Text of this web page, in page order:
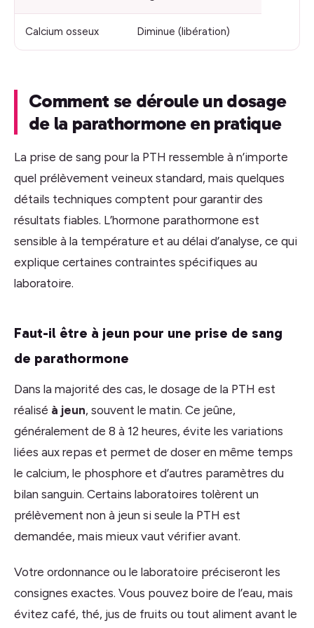
Calcium osseux Diminue (libération)
Comment se déroule un dosage
de la parathormone en pratique
La prise de sang pour la PTH ressemble à n’importe
quel prélèvement veineux standard, mais quelques
détails techniques comptent pour garantir des
résultats fiables. L’hormone parathormone est
sensible à la température et au délai d’analyse, ce qui
explique certaines contraintes spécifiques au
laboratoire.
Faut-il être à jeun pour une prise de sang
de parathormone
Dans la majorité des cas, le dosage de la PTH est
réalisé à jeun, souvent le matin. Ce jeûne,
généralement de 8 à 12 heures, évite les variations
liées aux repas et permet de doser en même temps
le calcium, le phosphore et d’autres paramètres du
bilan sanguin. Certains laboratoires tolèrent un
prélèvement non à jeun si seule la PTH est
demandée, mais mieux vaut vérifier avant.
Votre ordonnance ou le laboratoire préciseront les
consignes exactes. Vous pouvez boire de l’eau, mais
évitez café, thé, jus de fruits ou tout aliment avant le